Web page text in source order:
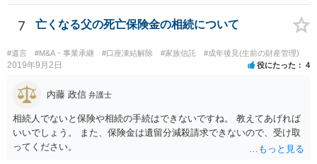
7 亡くなる父の死亡保険金の相続について
#遺言 #M&A・事業承継 #口座凍結解除 #家族信託 #成年後見(生前の財産管理)
2019年9月2日 役にたった 4
内藤 政信 弁護士
相続人でないと保険や相続の手続はできないですね。 教えてあげれば
いいでしょう。 また、保険金は遺留分減殺請求できないので、受け取
ってください。